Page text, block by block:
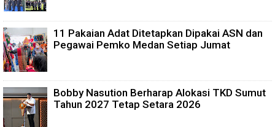
11 Pakaian Adat Ditetapkan Dipakai ASN dan
Pegawai Pemko Medan Setiap Jumat
Bobby Nasution Berharap Alokasi TKD Sumut
Tahun 2027 Tetap Setara 2026